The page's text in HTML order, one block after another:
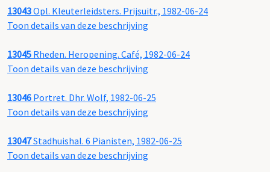
13043Opl. Kleuterleidsters. Prijsuitr., 1982-06-24
Toon details van deze beschrijving
13045 Rheden. Heropening. Café, 1982-06-24
Toon details van deze beschrijving
13046 Portret. Dhr. Wolf, 1982-06-25
Toon details van deze beschrijving
13047Stadhuishal. 6 Pianisten, 1982-06-25
Toon details van deze beschrijving